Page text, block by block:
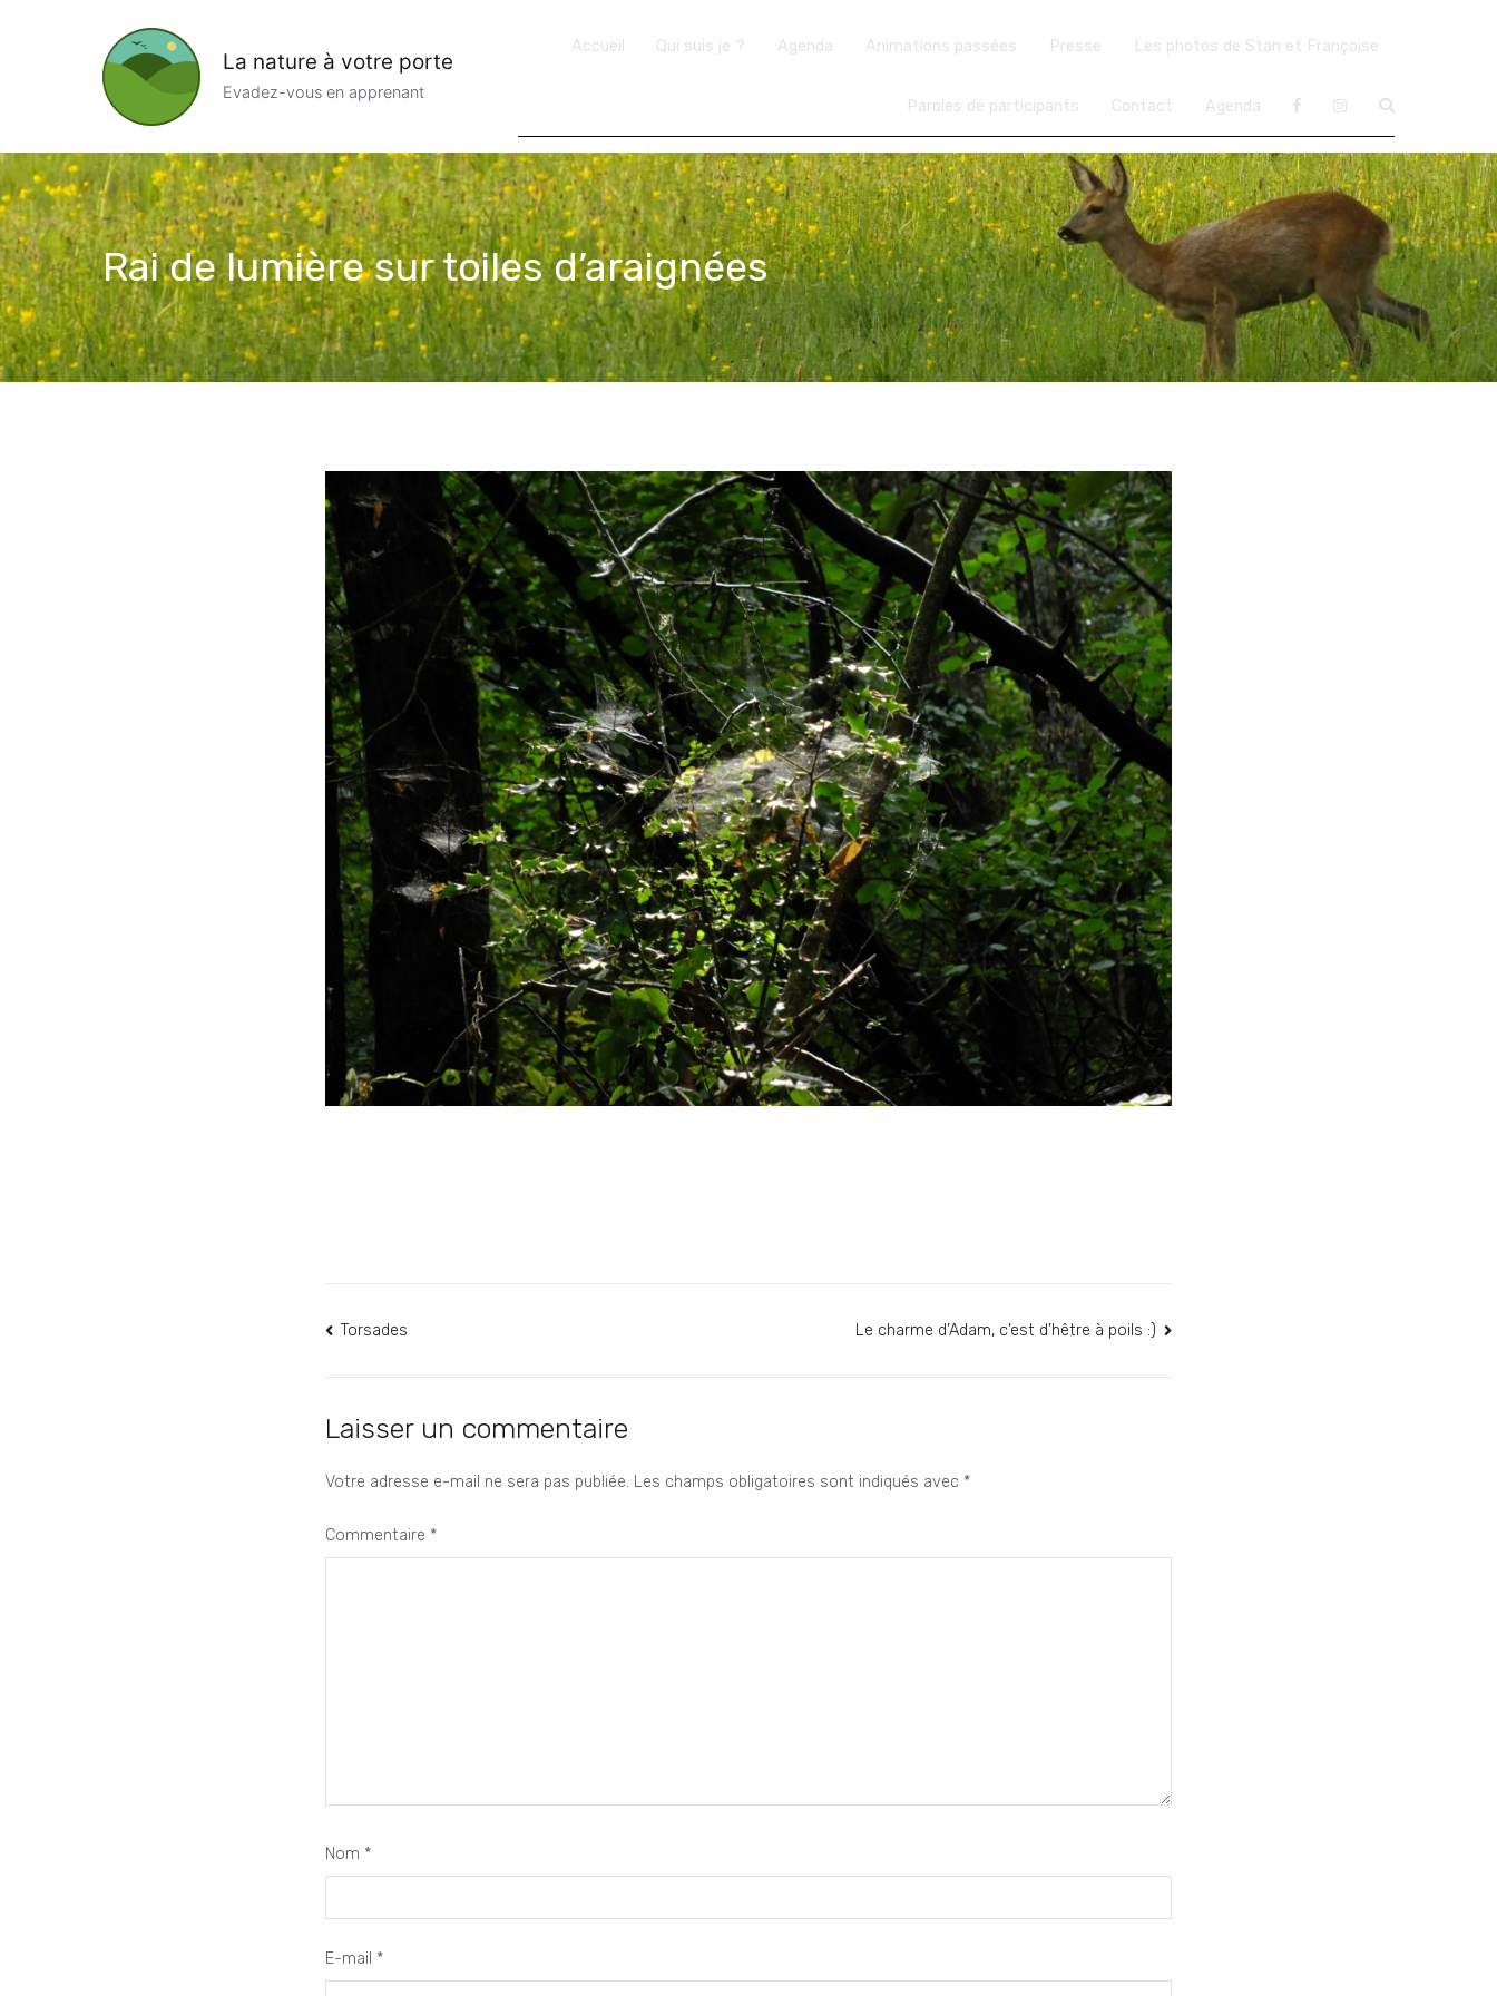
La nature à votre porte
Evadez-vous en apprenant
Accueil Qui suis je ? Agenda Animations passées Presse Les photos de Stan et Françoise
Paroles de participants Contact Agenda
Rai de lumière sur toiles d’araignées
Navigation
l’article
Torsades Le charme d’Adam, c’est d’hêtre à poils :)
Laisser un commentaire
Votre adresse e-mail ne sera pas publiée. Les champs obligatoires sont indiqués avec *
Commentaire *
Nom *
E-mail *